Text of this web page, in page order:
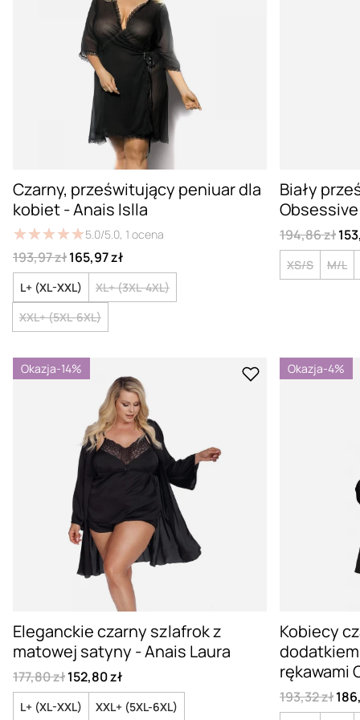
Czarny, prześwitujący peniuar dla
kobiet - Anais Islla
★★★★★
★★★★★5.0/5.0, 1 ocena
193,97 zł165,97 zł
L+ (XL-XXL)
XL+ (3XL-4XL)
XXL+ (5XL-6XL)
Biały
194,86 zł
XS/S M/L
Okazja-14%
Eleganckie czarny szlafrok z
matowej satyny - Anais Laura
177,80 zł152,80 zł
L+ (XL-XXL) XXL+ (5XL-6XL)
Okazja-4%
Kobiecy
rękawami
193,32 zł